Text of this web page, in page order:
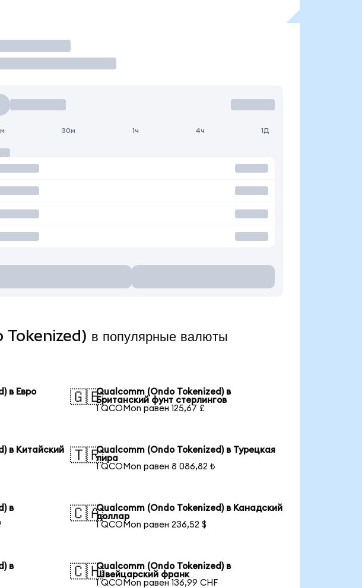
30м 1ч 4ч 1Д
Tokenized) в популярные валюты
в Евро
🇬🇧Qualcomm (Ondo Tokenized) в
Британский фунт стерлингов
1 QCOMon равен 125,67 £
в Китайский
🇹🇷Qualcomm (Ondo Tokenized) в Турецкая
лира
1 QCOMon равен 8 086,82 ₺
в
🇨🇦Qualcomm (Ondo Tokenized) в Канадский
доллар
1 QCOMon равен 236,52 $
в
🇨🇭Qualcomm (Ondo Tokenized) в
Швейцарский франк
1 QCOMon равен 136,99 CHF